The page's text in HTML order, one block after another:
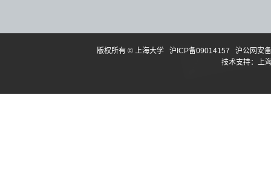
版权所有 © 上海大学 沪ICP备09014157
沪公网安
技术支持：上